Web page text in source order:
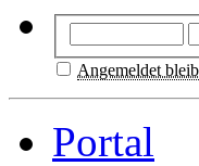
Angemeldet
Portal